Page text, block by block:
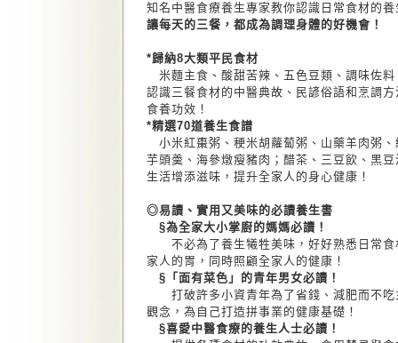
知名中醫食療養生專家教你認識日常食材的
讓每天的三餐，都成為調理身體的好機會！
*歸納8大類平民食材
米麵主食、酸甜苦辣、五色豆類、調味佐
認識三餐食材的中醫典故、民諺俗語和烹調
食養功效！
*精選70道養生食譜
小米紅棗粥、稉米胡蘿蔔粥、山藥羊肉粥
芋頭羮、海參燉瘦豬肉；醋茶、三豆飲、黑
生活增添滋味，提升全家人的身心健康！
◎易讀、實用又美味的必讀養生書
§為全家大小掌廚的媽媽必讀！
不必為了養生犧牲美味，好好熟悉日常食
家人的胃，同時照顧全家人的健康！
§「面有菜色」的青年男女必讀！
打破許多小資青年為了省錢、減肥而不吃
觀念，為自己打造拼事業的健康基礎！
§喜愛中醫食療的養生人士必讀！